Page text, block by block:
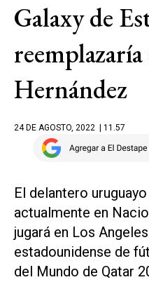
Galaxy de
Hernández
24 DE AGOSTO, 2022 | 11.57
El delantero
actualmente en
jugará en Los
estadounidense de
del Mundo de Qatar